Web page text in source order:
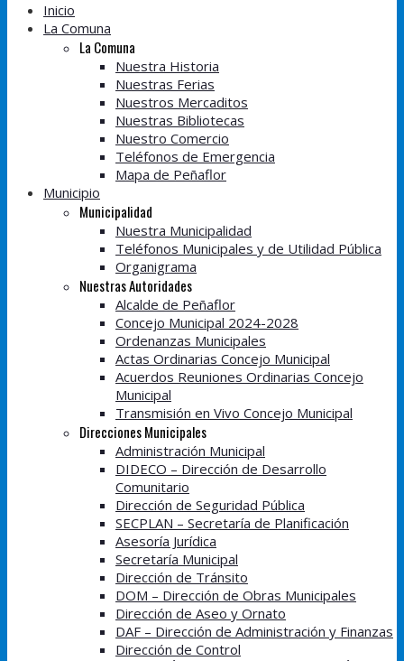
Inicio
La Comuna
La Comuna
Nuestra Historia
Nuestras Ferias
Nuestros Mercaditos
Nuestras Bibliotecas
Nuestro Comercio
Teléfonos de Emergencia
Mapa de Peñaflor
Municipio
Municipalidad
Nuestra Municipalidad
Teléfonos Municipales y de Utilidad Pública
Organigrama
Nuestras Autoridades
Alcalde de Peñaflor
Concejo Municipal 2024-2028
Ordenanzas Municipales
Actas Ordinarias Concejo Municipal
Acuerdos Reuniones Ordinarias Concejo
Municipal
Transmisión en Vivo Concejo Municipal
Direcciones Municipales
Administración Municipal
DIDECO – Dirección de Desarrollo
Comunitario
Dirección de Seguridad Pública
SECPLAN – Secretaría de Planificación
Asesoría Jurídica
Secretaría Municipal
Dirección de Tránsito
DOM – Dirección de Obras Municipales
Dirección de Aseo y Ornato
DAF – Dirección de Administración y Finanzas
Dirección de Control